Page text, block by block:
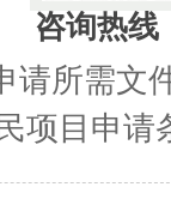
咨询热线
请所需文
项目申请